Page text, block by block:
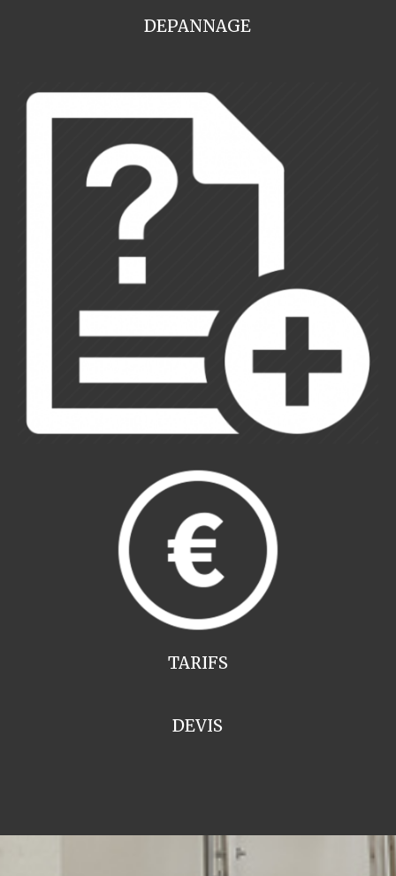
DEPANNAGE
TARIFS
DEVIS